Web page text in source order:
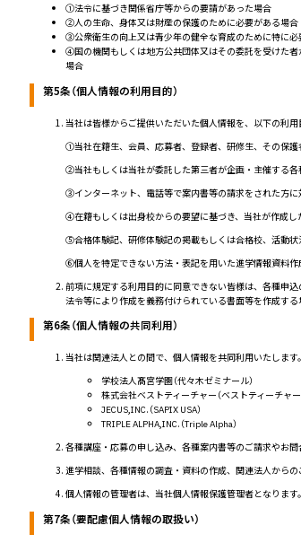
①法令に基づき関係省庁等からの要請があった場合
②人の生命、身体又は財産の保護のために必要がある場合
③公衆衛生の向上又は青少年の健全な育成のために特に必
④国の機関もしくは地方公共団体又はその委託を受けた
場合
第5条（個人情報の利用目的）
当社は皆様からご提供いただいた個人情報を、以下の利用
①当社在籍生、会員、応募者、登録者、研修生、その保
②当社もしくは当社が委託した第三者が企画・主催する
③インターネット、電話等で案内書等の請求をされた方
④在籍もしくは出身校からの要望に基づき、当社が作成し
⑤合格体験記、研修体験記の掲載もしくは合格校、活動
⑥個人を特定できない方法・表記を用いた進学情報資料作
前項に規定する利用目的に同意できない皆様は、各種申
法令等により作成を義務付けられている書面等を作成する
第6条（個人情報の共同利用）
当社は関連法人との間で、個人情報を共同利用いたします
学校法人髙宮学園（代々木ゼミナール）
株式会社ベストティーチャー（ベストティーチャー
JECUS,INC.（SAPIX USA）
TRIPLE ALPHA,INC.（Triple Alpha）
各種講座・応募の申し込み、各種案内書等のご請求やお
進学相談、各種情報の調査・資料の作成、関連法人から
個人情報の管理者は、当社個人情報保護管理者となります。
第7条（要配慮個人情報の取扱い）